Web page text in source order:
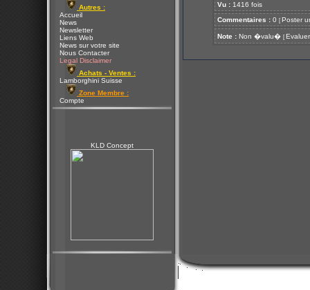
Autres :
Accueil
News
Newsletter
Liens Web
News sur votre site
Nous Contacter
Legal Disclaimer
Achats - Ventes :
Lamborghini Suisse
Zone Membre :
Compte
KLD Concept
Vu : 1416 fois
Commentaires : 0 [ Poster
Note : Non �valu� [ Evaluer